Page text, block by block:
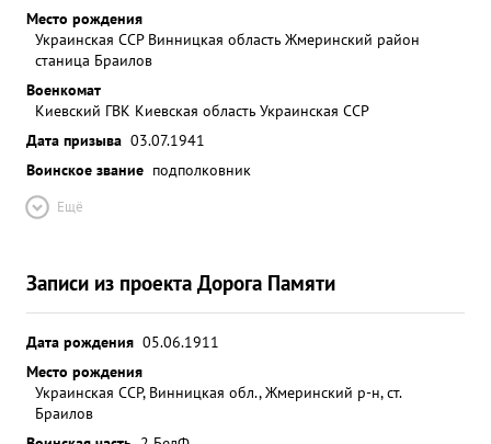
Место рождения
Украинская ССР Винницкая область Жмеринский район
станица Браилов
Военкомат
Киевский ГВК Киевская область Украинская ССР
Дата призыва 03.07.1941
Воинское звание подполковник
Ещё
Записи из проекта Дорога Памяти
Дата рождения 05.06.1911
Место рождения
Украинская ССР, Винницкая обл., Жмеринский р-н, ст.
Браилов